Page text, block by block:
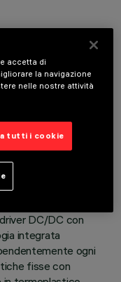
di
bassa tensione 48V
DC/DC con
integrata
ogni
fisse con
accetta di
la navigazione
nelle nostre attività
tutti i cookie